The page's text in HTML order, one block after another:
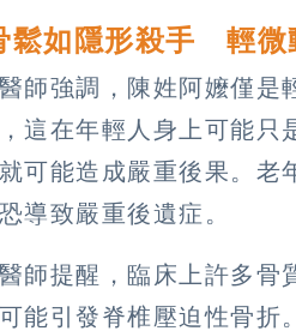
鬆如隱形殺手 輕微
師強調，陳姓阿嬤僅是
這在年輕人身上可能只
可能造成嚴重後果。老
導致嚴重後遺症。
師提醒，臨床上許多骨
能引發脊椎壓迫性骨折。